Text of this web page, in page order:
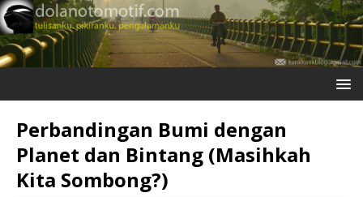
Perbandingan Bumi dengan
Planet dan Bintang (Masihkah
Kita Sombong?)